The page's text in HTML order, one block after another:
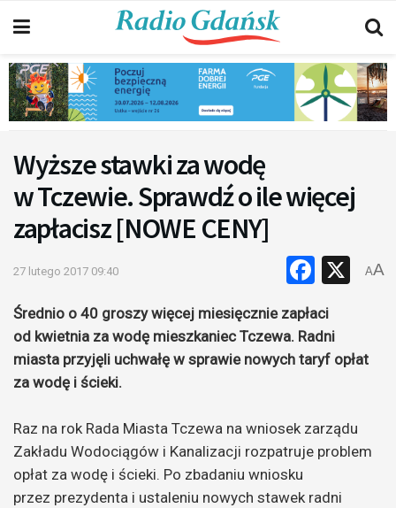
Wyższe stawki za wodę
w Tczewie. Sprawdź o ile więcej
zapłacisz [NOWE CENY]
27 lutego 2017 09:40 X
AA
Średnio o 40 groszy więcej miesięcznie zapłaci
od kwietnia za wodę mieszkaniec Tczewa. Radni
miasta przyjęli uchwałę w sprawie nowych taryf opłat
za wodę i ścieki.
Raz na rok Rada Miasta Tczewa na wniosek zarządu
Zakładu Wodociągów i Kanalizacji rozpatruje problem
opłat za wodę i ścieki. Po zbadaniu wniosku
przez prezydenta i ustaleniu nowych stawek radni